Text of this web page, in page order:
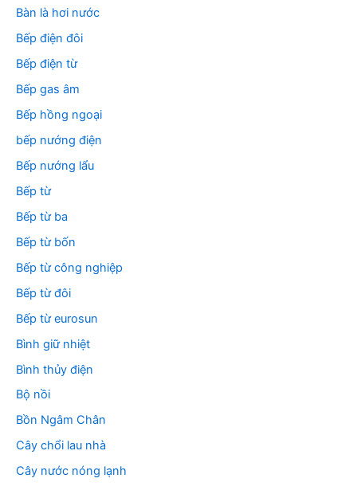
Bàn là hơi nước
Bếp điện đôi
Bếp điện từ
Bếp gas âm
Bếp hồng ngoại
bếp nướng điện
Bếp nướng lẩu
Bếp từ
Bếp từ ba
Bếp từ bốn
Bếp từ công nghiệp
Bếp từ đôi
Bếp từ eurosun
Bình giữ nhiệt
Bình thủy điện
Bộ nồi
Bồn Ngâm Chân
Cây chổi lau nhà
Cây nước nóng lạnh